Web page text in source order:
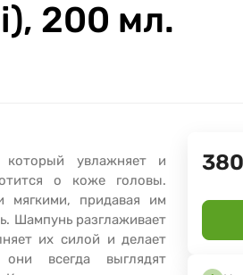
200 мл.
который увлажняет и
о коже головы.
мягкими, придавая им
Шампунь разглаживает
их силой и делает
всегда выглядят
380